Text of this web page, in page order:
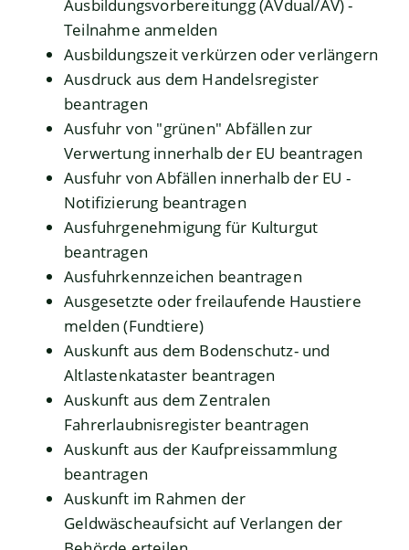
Ausbildungsvorbereitungg (AVdual/AV) -
Teilnahme anmelden
Ausbildungszeit verkürzen oder verlängern
Ausdruck aus dem Handelsregister
beantragen
Ausfuhr von "grünen" Abfällen zur
Verwertung innerhalb der EU beantragen
Ausfuhr von Abfällen innerhalb der EU -
Notifizierung beantragen
Ausfuhrgenehmigung für Kulturgut
beantragen
Ausfuhrkennzeichen beantragen
Ausgesetzte oder freilaufende Haustiere
melden (Fundtiere)
Auskunft aus dem Bodenschutz- und
Altlastenkataster beantragen
Auskunft aus dem Zentralen
Fahrerlaubnisregister beantragen
Auskunft aus der Kaufpreissammlung
beantragen
Auskunft im Rahmen der
Geldwäscheaufsicht auf Verlangen der